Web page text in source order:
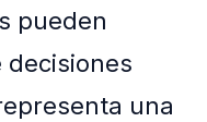
pueden
una